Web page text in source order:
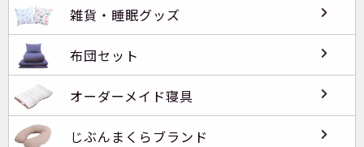
雑貨・睡眠グッズ
布団セット
オーダーメイド寝具
じぶんまくらブランド